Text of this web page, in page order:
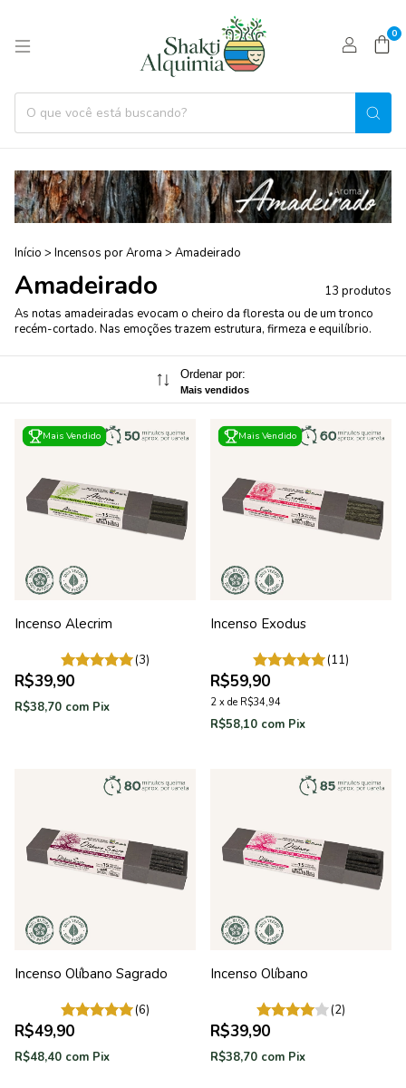
0
Início > Incensos por Aroma > Amadeirado
Amadeirado
13 produtos
As notas amadeiradas evocam o cheiro da floresta ou de um tronco
recém-cortado. Nas emoções trazem estrutura, firmeza e equilíbrio.
Ordenar por:
Mais vendidos
Mais Vendido
Incenso Alecrim
(3)
R$39,90
R$38,70 com Pix
Mais Vendido
Incenso Exodus
(11)
R$59,90
2 x de R$34,94
R$58,10 com Pix
Incenso Olíbano Sagrado
(6)
R$49,90
R$48,40 com Pix
Incenso Olíbano
(2)
R$39,90
R$38,70 com Pix